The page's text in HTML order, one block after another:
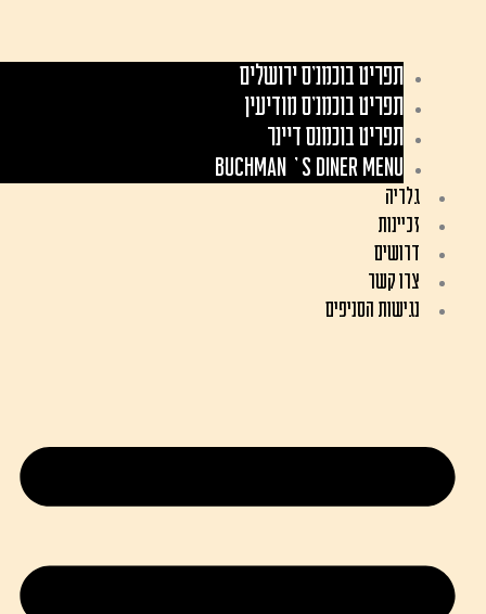
תפריט בוכמנ'ס ירושלים
תפריט בוכמנ'ס מודיעין
תפריט בוכמנס דיינר
Buchman’s Diner Menu
גלריה
זכיינות
דרושים
צרו קשר
נגישות הסניפים